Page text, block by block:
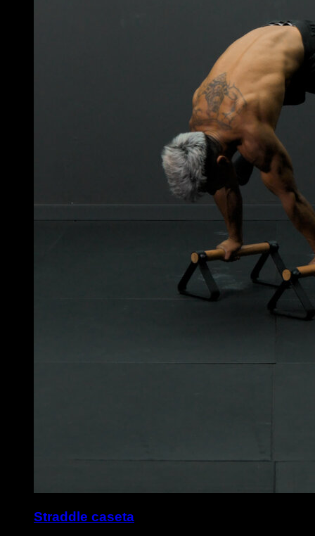
Straddle caseta